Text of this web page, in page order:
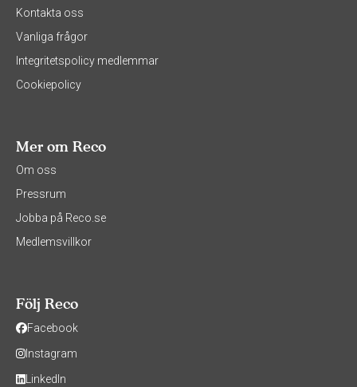
Kontakta oss
Vanliga frågor
Integritetspolicy medlemmar
Cookiepolicy
Mer om Reco
Om oss
Pressrum
Jobba på Reco.se
Medlemsvillkor
Följ Reco
Facebook
Instagram
LinkedIn